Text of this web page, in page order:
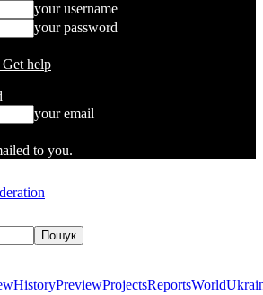
your username
your password
help
your email
to you.
HistoryPreviewProjectsReportsWorld